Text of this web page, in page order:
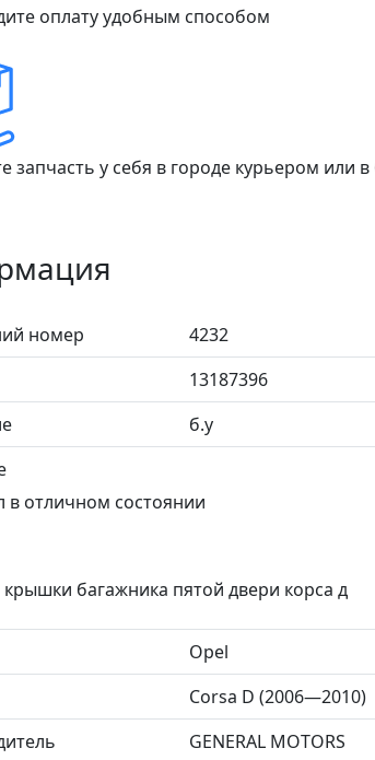
оплату удобным способом
запчасть у себя в городе курьером или
номер
4232
13187396
б.у
в отличном состоянии
багажника пятой двери корса д
Opel
Corsa D (2006—2010)
GENERAL MOTORS